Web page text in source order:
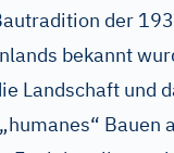
der
bekannt
Landschaft und
Bauen